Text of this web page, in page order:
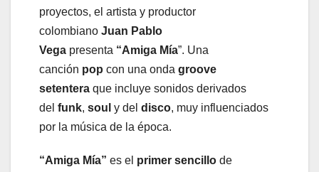
proyectos, el artista y productor
colombiano Juan Pablo
Vega presenta “Amiga Mía”. Una
canción pop con una onda groove
setentera que incluye sonidos derivados
del funk, soul y del disco, muy influenciados
por la música de la época.
“Amiga Mía” es el primer sencillo de